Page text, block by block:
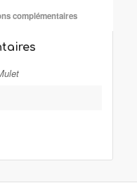
Informations